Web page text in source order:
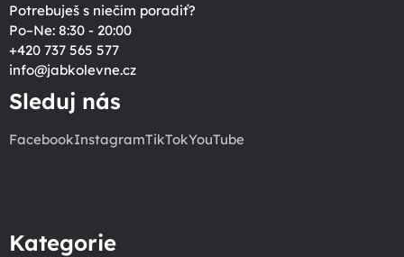
Potrebuješ s niečím poradiť?
Po–Ne: 8:30 - 20:00
+420 737 565 577
info@jabkolevne.cz
Sleduj nás
FacebookInstagramTikTokYouTube
Kategorie